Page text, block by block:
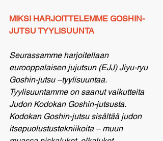
MIKSI HARJOITTELEMME GOSHIN-
JUTSU TYYLISUUNTA
Seurassamme harjoitellaan
eurooppalaisen jujutsun (EJJ) Jiyu-ryu
Goshin-jutsu –tyylisuuntaa.
Tyylisuuntamme on saanut vaikutteita
Judon Kodokan Goshin-jutsusta.
Kodokan Goshin-jutsu sisältää judon
itsepuolustustekniikoita – muun